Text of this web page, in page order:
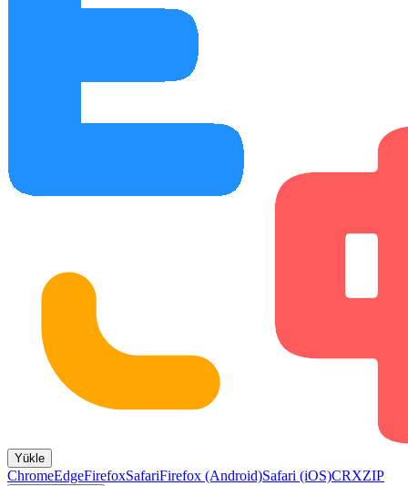
Yükle
ChromeEdgeFirefoxSafariFirefox (Android)Safari (iOS)CRXZIP